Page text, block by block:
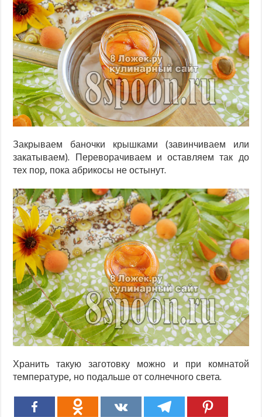
Закрываем баночки крышками (завинчиваем или
закатываем). Переворачиваем и оставляем так до
тех пор, пока абрикосы не остынут.
Хранить такую заготовку можно и при комнатой
температуре, но подальше от солнечного света.